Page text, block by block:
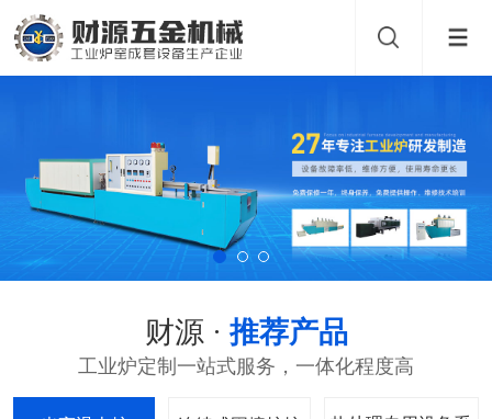
财源 ·推荐产品
工业炉定制一站式服务，一体化程度高